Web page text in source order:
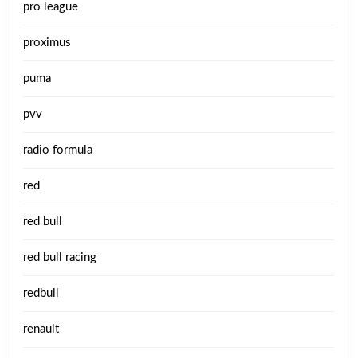
pro league
proximus
puma
pvv
radio formula
red
red bull
red bull racing
redbull
renault